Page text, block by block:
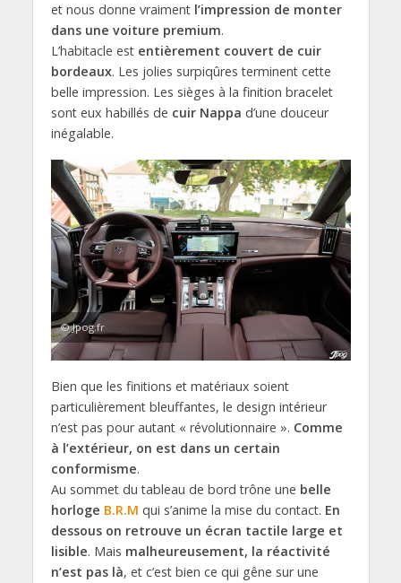
et nous donne vraimentl’impression de monter
dans une voiture premium.
L’habitacle est entièrement couvert de cuir
bordeaux. Les jolies surpiqûres terminent cette
belle impression. Les sièges à la finition bracelet
sont eux habillés de cuir Nappa d’une douceur
inégalable.
© Jpog.fr
Bien que les finitions et matériaux soient
particulièrement bleuffantes, le design intérieur
n’est pas pour autant « révolutionnaire ». Comme
à l’extérieur, on est dans un certain
conformisme.
Au sommet du tableau de bord trône une belle
horloge B.R.M qui s’anime la mise du contact. En
dessous on retrouve un écran tactile large et
lisible. Mais malheureusement, la réactivité
n’est pas là, et c’est bien ce qui gêne sur une